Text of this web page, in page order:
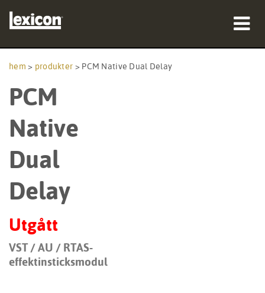
produkter
var man kan köpa
utbildning
support
Språk/Region
hem > produkter > PCM Native Dual Delay
PCM
Native
Dual
Delay
Utgått
VST / AU / RTAS-
effektinsticksmodul